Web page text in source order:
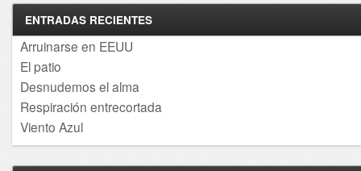
ENTRADAS RECIENTES
Arruinarse en EEUU
El patio
Desnudemos el alma
Respiración entrecortada
Viento Azul